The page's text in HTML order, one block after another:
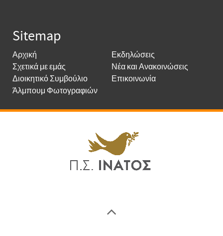
Sitemap
Αρχική
Σχετικά με εμάς
Διοικητικό Συμβούλιο
Άλμπουμ Φωτογραφιών
Εκδηλώσεις
Νέα και Ανακοινώσεις
Επικοινωνία